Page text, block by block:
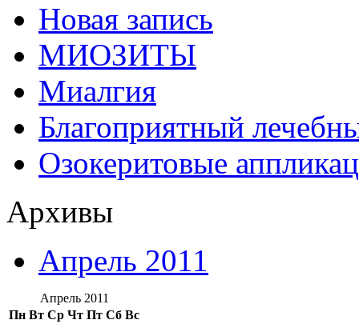
Новая запись
МИОЗИТЫ
Миалгия
Благоприятный
Озокеритовые
Архивы
Апрель 2011
Апрель 2011
Пн Вт Ср Чт Пт Сб Вс